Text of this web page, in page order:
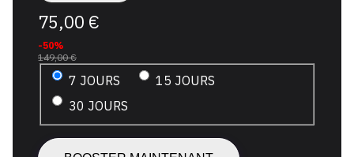
-50%
149,00 €
75,00 €ACCUEIL
+
VERNISSAGES
+
Instagram et FB
de passionnés d'arts et de collectionneurs. En
7 JOURS
15 JOURS
30 JOURS